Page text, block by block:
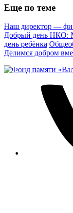
Еще по теме
Наш директор —
Добрый день НКО:
день ребёнка
Делимся добром